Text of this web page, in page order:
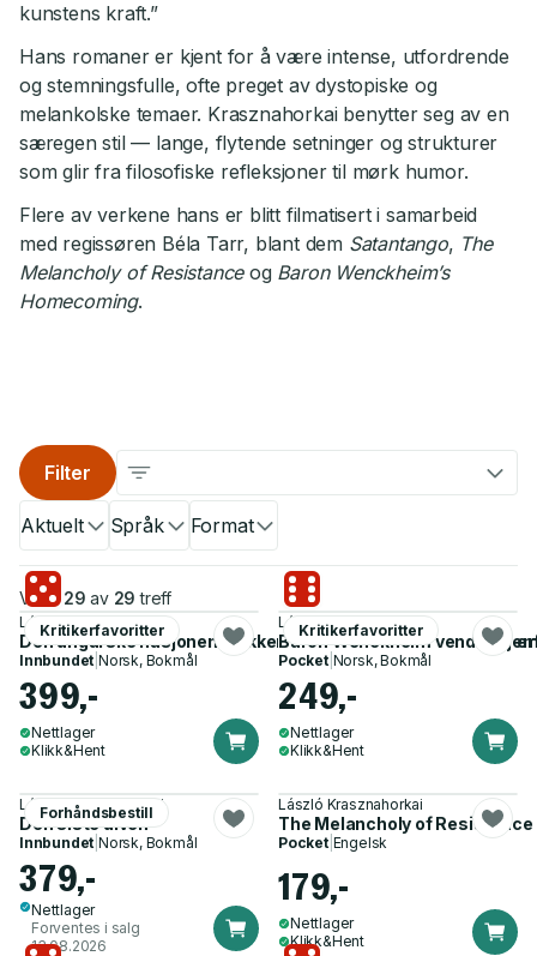
kunstens kraft.”
Hans romaner er kjent for å være intense, utfordrende
og stemningsfulle, ofte preget av dystopiske og
melankolske temaer. Krasznahorkai benytter seg av en
særegen stil — lange, flytende setninger og strukturer
som glir fra filosofiske refleksjoner til mørk humor.
Flere av verkene hans er blitt filmatisert i samarbeid
med regissøren Béla Tarr, blant dem Satantango, The
Melancholy of Resistanceog Baron Wenckheim’s
Homecoming.
Aktuelt Språk Format
Filter
Viser 29 av 29 treff
Kritikerfavoritter
László Krasznahorkai
Den ungarske nasjonens sikkerhet - på jakt etter
Innbundet |Norsk, Bokmål
399,-
Nettlager
Klikk&Hent
Kritikerfavoritter
László Krasznahorkai
Baron Wenckheim vender
Pocket| Norsk, Bokmål
249,-
Nettlager
Klikk&Hent
Forhåndsbestill
László Krasznahorkai
Den siste ulven
Innbundet |Norsk, Bokmål
379,-
Nettlager
Forventes i salg
13.08.2026
László Krasznahorkai
The Melancholy of Resistance
Pocket| Engelsk
179,-
Nettlager
Klikk&Hent